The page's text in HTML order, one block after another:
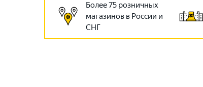
Более 75 розничных
магазинов в России и
СНГ